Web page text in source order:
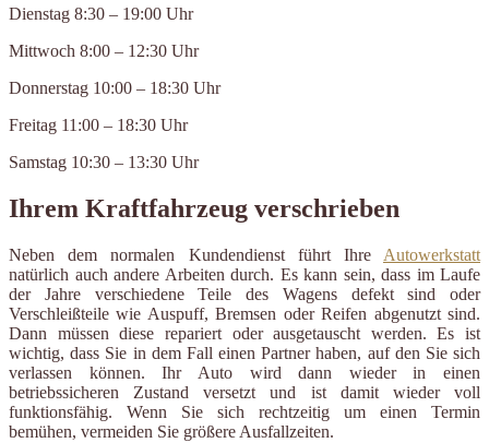
Dienstag 8:30 – 19:00 Uhr
Mittwoch 8:00 – 12:30 Uhr
Donnerstag 10:00 – 18:30 Uhr
Freitag 11:00 – 18:30 Uhr
Samstag 10:30 – 13:30 Uhr
Ihrem Kraftfahrzeug verschrieben
Neben dem normalen Kundendienst führt Ihre Autowerkstatt
natürlich auch andere Arbeiten durch. Es kann sein, dass im Laufe
der Jahre verschiedene Teile des Wagens defekt sind oder
Verschleißteile wie Auspuff, Bremsen oder Reifen abgenutzt sind.
Dann müssen diese repariert oder ausgetauscht werden. Es ist
wichtig, dass Sie in dem Fall einen Partner haben, auf den Sie sich
verlassen können. Ihr Auto wird dann wieder in einen
betriebssicheren Zustand versetzt und ist damit wieder voll
funktionsfähig. Wenn Sie sich rechtzeitig um einen Termin
bemühen, vermeiden Sie größere Ausfallzeiten.